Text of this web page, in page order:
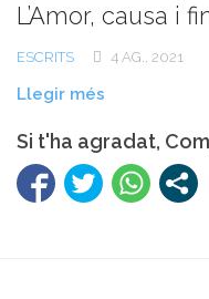
Escrits-articles
Notícies
Castellano
Italiano
English
L’Amor, causa i
ESCRITS 4 AG., 2021
Llegir més
Si t'ha agradat,